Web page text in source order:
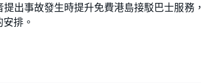
出事故發生時提升免費港島接駁巴士服務，
排。